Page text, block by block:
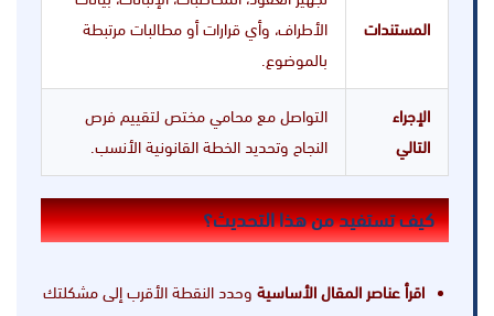
المستندات
الأطراف، وأي قرارات أو مطالبات مرتبطة
بالموضوع.
الإجراء
التالي
التواصل مع محامي مختص لتقييم فرص
النجاح وتحديد الخطة القانونية الأنسب.
كيف تستفيد من هذا التحديث؟
اقرأ عناصر المقال الأساسية وحدد النقطة الأقرب إلى مشكلتك